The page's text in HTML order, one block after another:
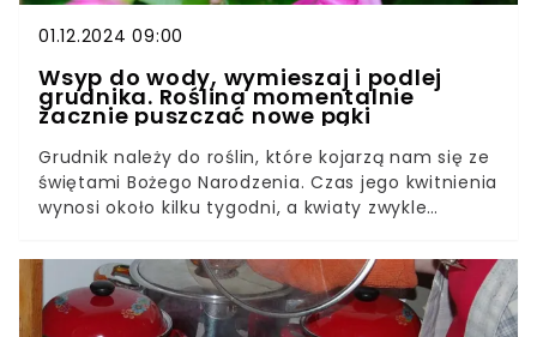
01.12.2024 09:00
Wsyp do wody, wymieszaj i podlej
grudnika. Roślina momentalnie
zacznie puszczać nowe pąki
Grudnik należy do roślin, które kojarzą nam się ze
świętami Bożego Narodzenia. Czas jego kwitnienia
wynosi około kilku tygodni, a kwiaty zwykle
roślina jeszcze nie zakwitła? Mamy sposób, aby to
przyśpieszyć!